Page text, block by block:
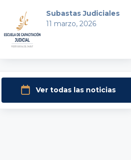
Subastas Judiciales
11 marzo, 2026
Ver todas las noticias